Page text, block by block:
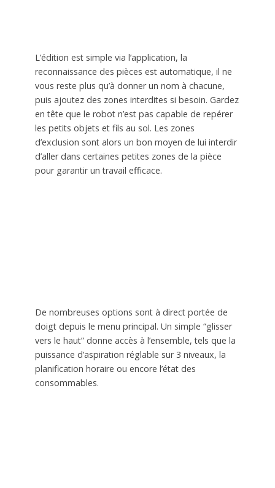
L’édition est simple via l’application, la
reconnaissance des pièces est automatique, il ne
vous reste plus qu’à donner un nom à chacune,
puis ajoutez des zones interdites si besoin. Gardez
en tête que le robot n’est pas capable de repérer
les petits objets et fils au sol. Les zones
d’exclusion sont alors un bon moyen de lui interdir
d’aller dans certaines petites zones de la pièce
pour garantir un travail efficace.
De nombreuses options sont à direct portée de
doigt depuis le menu principal. Un simple “glisser
vers le haut” donne accès à l’ensemble, tels que la
puissance d’aspiration réglable sur 3 niveaux, la
planification horaire ou encore l’état des
consommables.